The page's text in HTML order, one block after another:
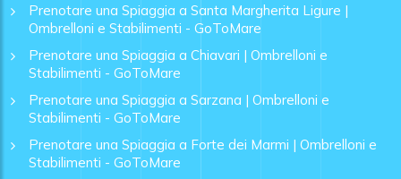
Prenotare una Spiaggia a Santa Margherita Ligure |
Ombrelloni e Stabilimenti - GoToMare
Prenotare una Spiaggia a Chiavari | Ombrelloni e
Stabilimenti - GoToMare
Prenotare una Spiaggia a Sarzana | Ombrelloni e
Stabilimenti - GoToMare
Prenotare una Spiaggia a Forte dei Marmi | Ombrelloni e
Stabilimenti - GoToMare